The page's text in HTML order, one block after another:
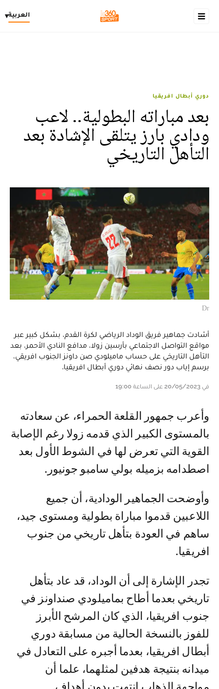
العربية▾
دوري أبطال افريقيا
بعد مباراته البطولية.. لاعب
ودادي بارز يتلقى الإشادة بعد
التأهل التاريخي
Dr
أشادت جماهير فريق الوداد الرياضي لكرة القدم، بشكل كبير عبر
مواقع التواصل الاجتماعي بأرسين زولا، مدافع النادي الأحمر، بعد
التأهل التاريخي على حساب ماميلودي صن داونز الجنوب افريقي،
برسم إياب دور نصف نهائي دوري أبطال افريقيا.
في 20/05/2023 على الساعة 19:00
وأعرب جمهور القلعة الحمراء، عن سعادته
بالمستوى الكبير الذي قدمه زولا رغم الإصابة
القوية التي تعرض لها في الشوط الأول بعد
اصطدامه بزميله بولي سامبو جونيور.
وأوضحت الجماهير الودادية، أن جميع
اللاعبين قدموا مباراة بطولية ومستوى جيد،
ساهم في العودة بتأهل تاريخي من جنوب
افريقيا.
تجدر الإشارة إلى أن الوداد، قد عاد بتأهل
تاريخي بعدما أطاح بماميلودي صنداونز في
جنوب افريقيا، الذي كان المرشح الأبرز
للفوز بالنسخة الحالية من مسابقة دوري
أبطال افريقيا، بعدما أجبره على التعادل في
ميدانه بنتيجة هدفين لمثلهما، علما أن